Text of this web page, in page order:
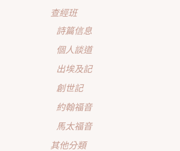
查經班
詩篇信息
個人談道
出埃及記
創世記
約翰福音
馬太福音
其他分類